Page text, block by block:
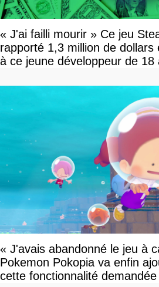
« J'ai failli mourir » Ce jeu
rapporté 1,3 million de dollars
à ce jeune développeur de 18
« J'avais abandonné le jeu à
Pokemon Pokopia va enfin
cette fonctionnalité